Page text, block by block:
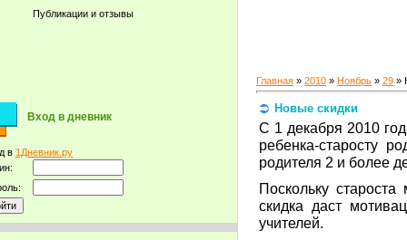
Публикации и отзывы
Вход в дневник
в 1Дневник.ру
Главная » 2010 » Ноябрь » 29 »
Новые скидки
С 1 декабря 2010
ребенка-старосту
родителя 2 и более
Поскольку
скидка даст
учителей.